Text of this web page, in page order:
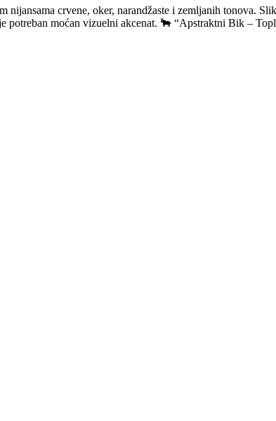
crvene, oker, narandžaste i zemljanih tonova.
potreban moćan vizuelni akcenat. 🐂 “Apstraktni Bik –